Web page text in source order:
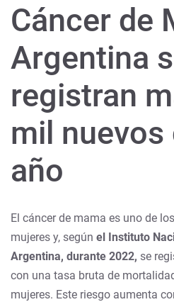
Cáncer de
Argentina
registran
mil nuevos
año
El cáncer de mama es uno de
mujeres y, según el Instituto
Argentina, durante 2022, se
con una tasa bruta de
mujeres. Este riesgo aumenta